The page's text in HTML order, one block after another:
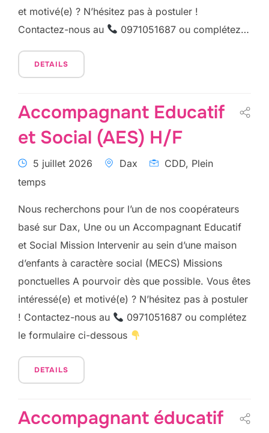
et motivé(e) ? N’hésitez pas à postuler !
Contactez-nous au
0971051687 ou complétez…
DETAILS
Accompagnant Educatif
et Social (AES) H/F
5 juillet 2026 Dax
CDD, Plein
temps
Nous recherchons pour l’un de nos coopérateurs
basé sur Dax, Une ou un Accompagnant Educatif
et Social Mission Intervenir au sein d’une maison
d’enfants à caractère social (MECS) Missions
ponctuelles A pourvoir dès que possible. Vous êtes
intéressé(e) et motivé(e) ? N’hésitez pas à postuler
! Contactez-nous au
0971051687 ou complétez
le formulaire ci-dessous
DETAILS
Accompagnant éducatif